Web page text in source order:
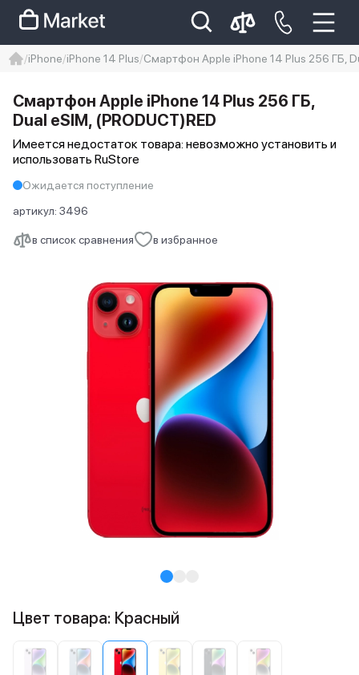
Iphone 14 pro max
айфон 14
iPhone iPhone 14 Plus Смартфон Apple iPhone 14 Plus 256 ГБ,
в список сравнения в избранное
Смартфон Apple iPhone 14 Plus 256 ГБ,
Dual еSIM, (PRODUCT)RED
Имеется недостаток товара: невозможно установить и
использовать RuStore
Ожидается поступление
артикул: 3496
Цвет товара: Красный